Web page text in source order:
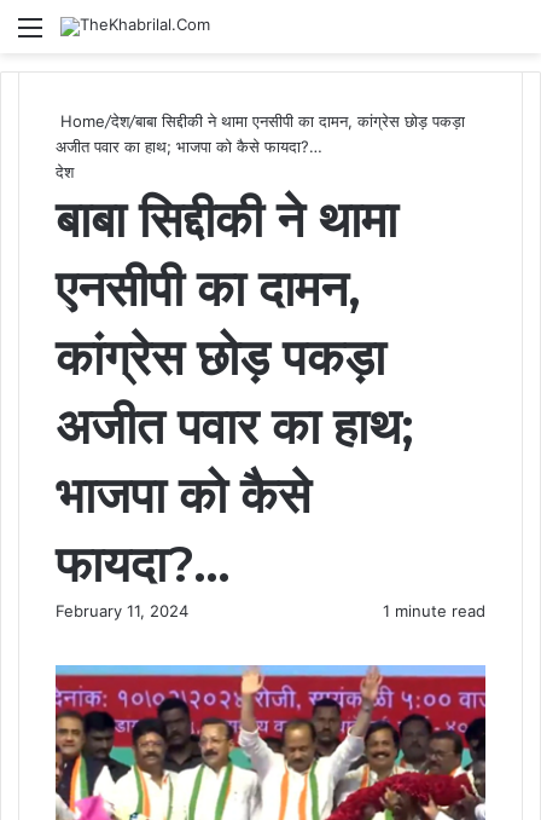
Menu
Home/देश/बाबा सिद्दीकी ने थामा एनसीपी का दामन, कांग्रेस छोड़ पकड़ा
अजीत पवार का हाथ; भाजपा को कैसे फायदा?…
देश
बाबा सिद्दीकी ने थामा
एनसीपी का दामन,
कांग्रेस छोड़ पकड़ा
अजीत पवार का हाथ;
भाजपा को कैसे
फायदा?…
February 11, 2024
1 minute read
a
c
e
b
o
o
k
e
s
s
e
n
g
e
e
s
s
e
n
g
e
h
a
t
s
A
p
p
e
l
e
g
r
a
m
h
a
r
e
v
i
a
r
i
n
t